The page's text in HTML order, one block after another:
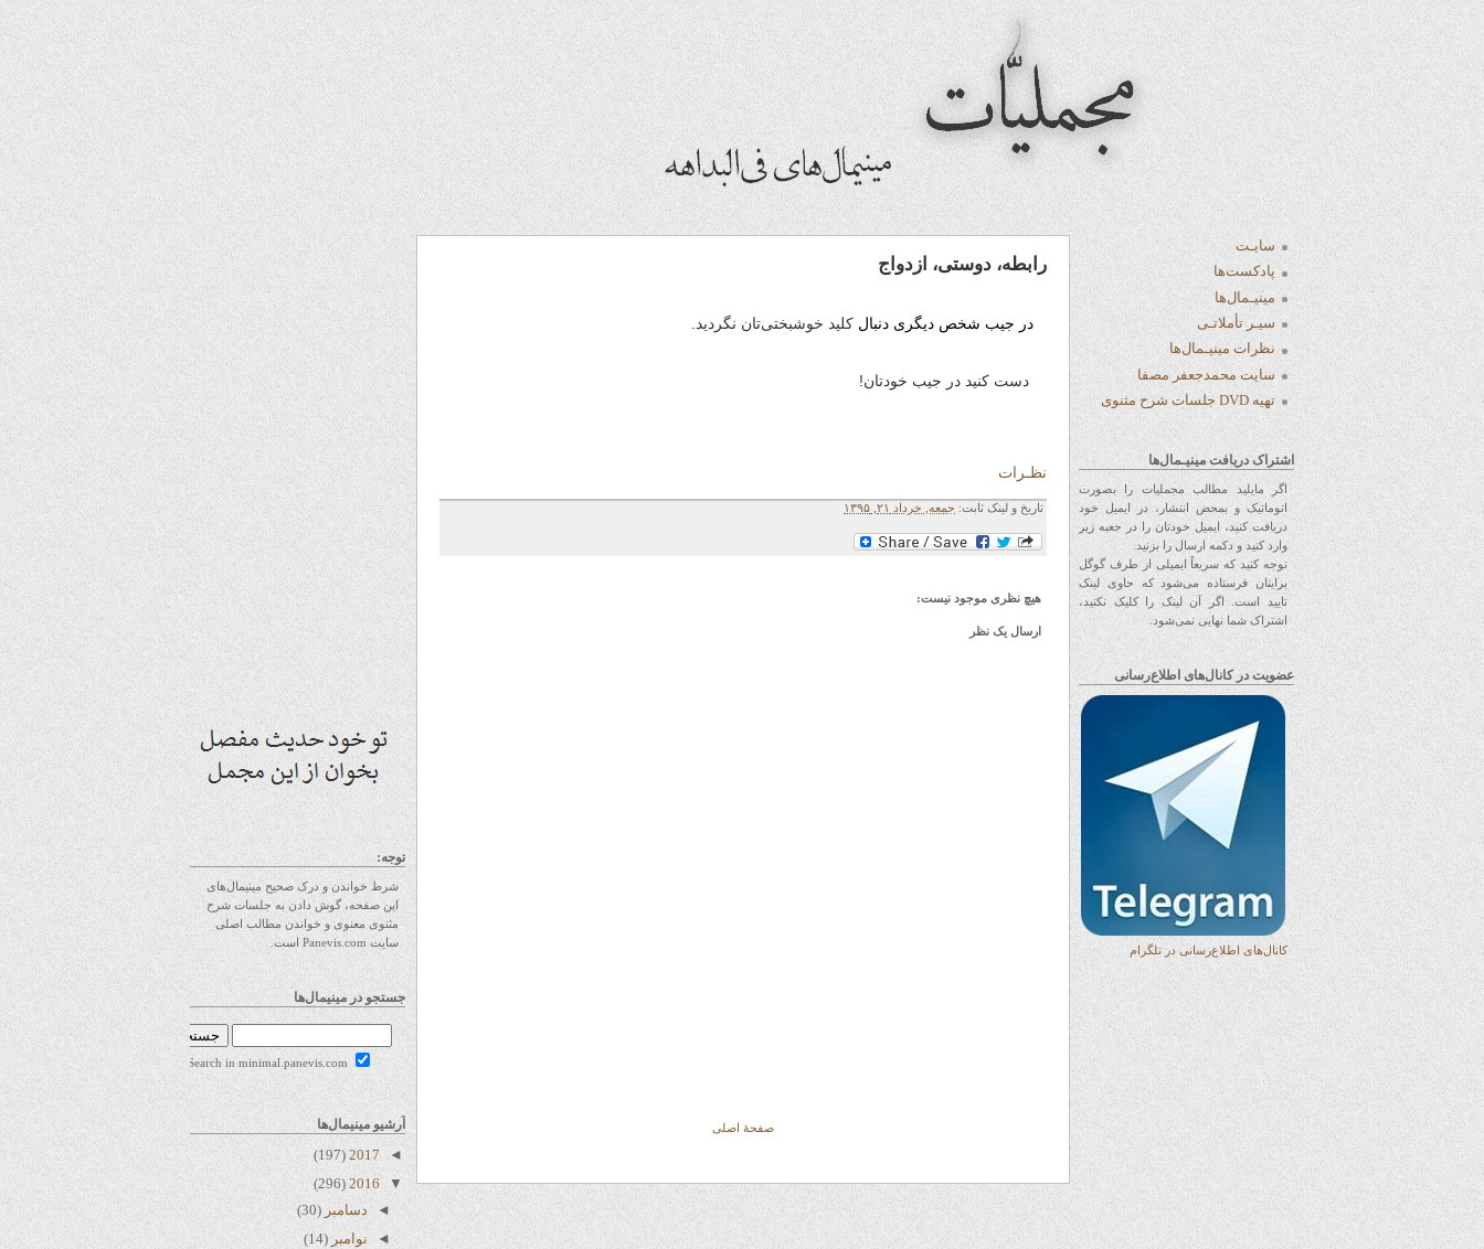
توجه:
شرط خواندن و درک صحیح مینیمال‌های
این صفحه، گوش دادن به جلسات شرح
مثنوی معنوی و خواندن مطالب اصلی
سایت Panevis.com است.
جستجو در مینیمال‌ها
آرشیو مینیمال‌ها
◄
2017
(197)
▼
2016
(296)
◄ دسامبر (30)
◄ نوامبر (14)
رابطه، دوستی، ازدواج
در جیب شخص دیگری دنبال کلید خوشبختی‌تان نگردید.
دست کنید در جیب خودتان!
نظـرات
تاریخ و لینک ثابت: جمعه, خرداد ۲۱, ۱۳۹۵
هیچ نظری موجود نیست:
ارسال یک نظر
صفحهٔ اصلی
سایـت
پادکست‌ها
مینیـمال‌ها
سیـر تأملاتـی
نظرات مینیـمال‌ها
سایت محمدجعفر مصفا
تهیه DVD جلسات شرح مثنوی
اشتراک دریافت مینیـمال‌ها
اگر مایلید مطالب مجملیات را بصورت
اتوماتیک و بمحض انتشار، در ایمیل خود
دریافت کنید، ایمیل خودتان را در جعبه زیر
وارد کنید و دکمه ارسال را بزنید.
توجه کنید که سریعاً ایمیلی از طرف گوگل
برایتان فرستاده می‌شود که حاوی لینک
تایید است. اگر آن لینک را کلیک نکنید،
اشتراک شما نهایی نمی‌شود.
عضویت در کانال‌های اطلاع‌رسانی
کانال‌های اطلاع‌رسانی در تلگرام